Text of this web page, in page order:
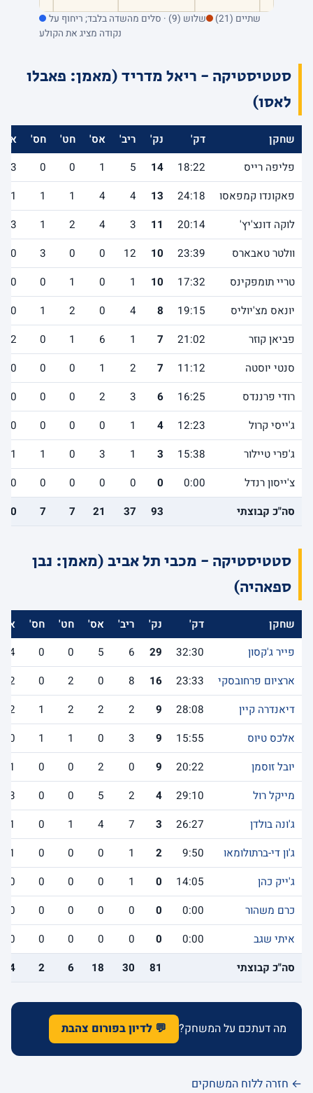
שתיים (21)
שלוש (9) · סלים מהשדה בלבד; ריחוף על
נקודה מציג את הקולע
סטטיסטיקה - ריאל מדריד (מאמן: פאבלו
לאסו)
שחקן דק' נק' ריב' אס' חט' חס'
אב'
פליפה רייס
18:22
14
5
1
0
0
3
פאקונדו קמפאסו
24:18
13
4
4
1
1
1
לוקה דונצ'יץ'
20:14
11
3
4
2
1
3
וולטר טאבארס
23:39
10
12
0
0
3
0
טריי תומפקינס
17:32
10
1
0
1
0
0
יונאס מצ'יוליס
19:15
8
4
0
2
1
0
פביאן קוזר
21:02
7
1
6
1
0
2
סנטי יוסטה
11:12
7
2
1
0
0
0
רודי פרננדס
16:25
6
3
2
0
0
0
ג'ייסי קרול
12:23
4
1
0
0
0
0
ג'פרי טיילור
15:38
3
1
3
0
1
1
צ'ייסון רנדל
0:00
0
0
0
0
0
0
סה"כ קבוצתי
93
37
21
7
7
10
סטטיסטיקה - מכבי תל אביב (מאמן: נבן
ספאהיה)
שחקן דק' נק' ריב' אס' חט' חס'
אב'
פייר ג'קסון
32:30
29
6
5
0
0
4
ארציום פרחובסקי
23:33
16
8
0
2
0
2
דיאנדרה קיין
28:08
9
2
2
2
1
2
אלכס טיוס
15:55
9
3
0
1
1
0
יובל זוסמן
20:22
9
0
2
0
0
1
מייקל רול
29:10
4
2
5
0
0
3
ג'ונה בולדן
26:27
3
7
4
1
0
1
ג'ון די-ברתולומאו
9:50
2
1
0
0
0
1
ג'ייק כהן
14:05
0
1
0
0
0
0
כרם משהור
0:00
0
0
0
0
0
0
איתי שגב
0:00
0
0
0
0
0
0
סה"כ קבוצתי
81
30
18
6
2
14
מה דעתכם על המשחק? 💬 לדיון בפורום צהבת
← חזרה ללוח המשחקים